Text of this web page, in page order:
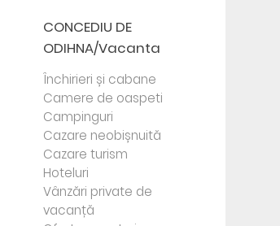
CONCEDIU DE
ODIHNA/Vacanta
Închirieri și cabane
Camere de oaspeti
Campinguri
Cazare neobișnuită
Cazare turism
Hoteluri
Vânzări private de
vacanță